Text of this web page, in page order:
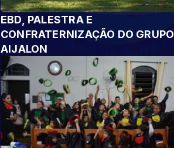
EBD, PALESTRA E
CONFRATERNIZAÇÃO DO GRUPO
AIJALON